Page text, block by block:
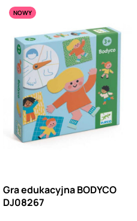
NOWY
Gra edukacyjna BODYCO
DJ08267